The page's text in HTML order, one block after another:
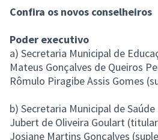
Confira os novos conselheiros
Poder executivo
a) Secretaria Municipal de
Mateus Gonçalves de Queiros
Rômulo Piragibe Assis Gomes
b) Secretaria Municipal de Saúde
Jubert de Oliveira Goulart
Josiane Martins Gonçalves